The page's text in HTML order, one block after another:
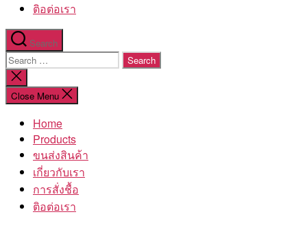
ติอต่อเรา
Search
Search
for:
Close
search
Close Menu
Home
Products
ขนส่งสินค้า
เกี่ยวกับเรา
การสั่งชื้อ
ติอต่อเรา